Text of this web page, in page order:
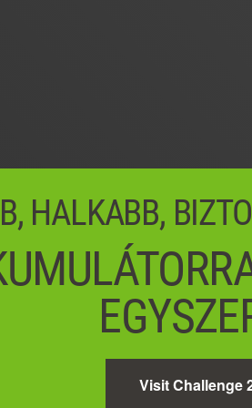
HALKABB,
Visit Challenge